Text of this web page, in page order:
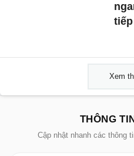
tiếp
Xem
THÔNG
Cập nhật nhanh các thông